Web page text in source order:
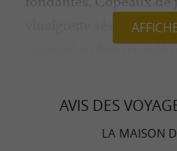
vinaigrette sésame ,
caramel au beurre salé
authentiquement «
AVIS DES
LA MAISON